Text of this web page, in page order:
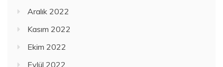
Aralık 2022
Kasım 2022
Ekim 2022
Eylül 2022